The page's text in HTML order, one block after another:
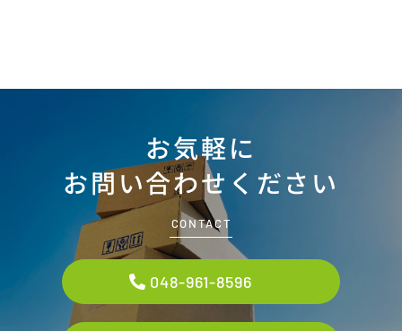
お気軽に
お問い合わせください
CONTACT
048-961-8596